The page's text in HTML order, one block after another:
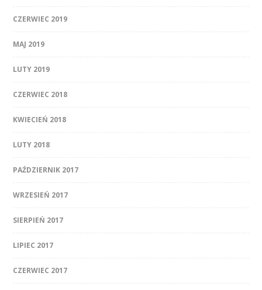
CZERWIEC 2019
MAJ 2019
LUTY 2019
CZERWIEC 2018
KWIECIEŃ 2018
LUTY 2018
PAŹDZIERNIK 2017
WRZESIEŃ 2017
SIERPIEŃ 2017
LIPIEC 2017
CZERWIEC 2017